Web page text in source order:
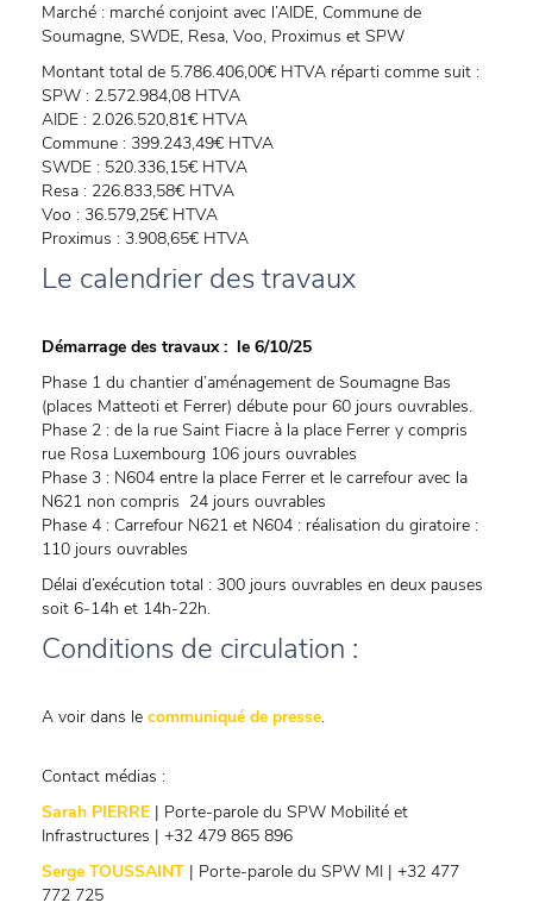
Marché : marché conjoint avec l’AIDE, Commune de
Soumagne, SWDE, Resa, Voo, Proximus et SPW
Montant total de 5.786.406,00€ HTVA réparti comme suit :
SPW : 2.572.984,08 HTVA
AIDE : 2.026.520,81€ HTVA
Commune : 399.243,49€ HTVA
SWDE : 520.336,15€ HTVA
Resa : 226.833,58€ HTVA
Voo : 36.579,25€ HTVA
Proximus : 3.908,65€ HTVA
Le calendrier des travaux
Démarrage des travaux : le 6/10/25
Phase 1 du chantier d’aménagement de Soumagne Bas
(places Matteoti et Ferrer) débute pour 60 jours ouvrables.
Phase 2 : de la rue Saint Fiacre à la place Ferrer y compris
rue Rosa Luxembourg 106 jours ouvrables
Phase 3 : N604 entre la place Ferrer et le carrefour avec la
N621 non compris 24 jours ouvrables
Phase 4 : Carrefour N621 et N604 : réalisation du giratoire :
110 jours ouvrables
Délai d’exécution total : 300 jours ouvrables en deux pauses
soit 6-14h et 14h-22h.
Conditions de circulation :
A voir dans le communiqué de presse.
Contact médias :
Sarah PIERRE | Porte-parole du SPW Mobilité et
Infrastructures | +32 479 865 896
Serge TOUSSAINT | Porte-parole du SPW MI | +32 477
772 725